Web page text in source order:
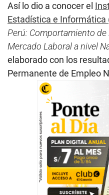
Así lo dio a conocer el
Estadística e Informática
Perú: Comportamiento
Mercado Laboral a nivel
elaborado con los
Permanente de Empleo